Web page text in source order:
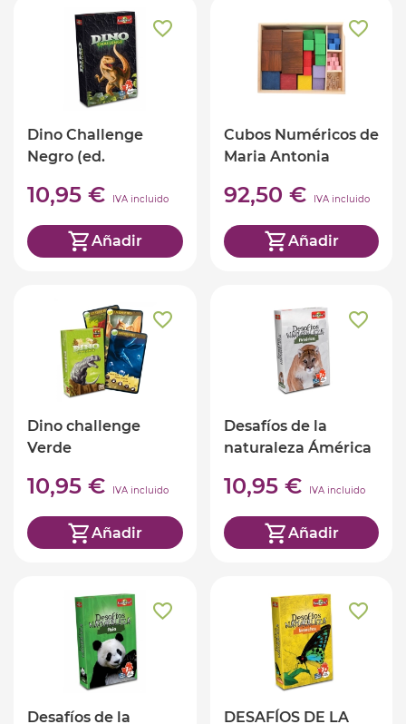
Dino Challenge
Negro (ed.
10,95 € IVA incluido
Añadir
Cubos Numéricos de
Maria Antonia
92,50 € IVA incluido
Añadir
Dino challenge
Verde
10,95 € IVA incluido
Añadir
Desafíos de la
naturaleza Ámérica
10,95 € IVA incluido
Añadir
Desafíos de la DESAFÍOS DE LA